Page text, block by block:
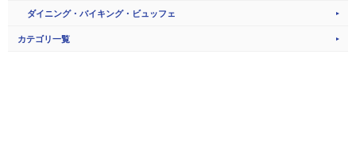
ダイニング・バイキング・ビュッフェ
カテゴリ一覧